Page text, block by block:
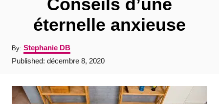
Conseils d’une
éternelle anxieuse
By: A
u
t
o
r
Stephanie DB
P
t
e
Published: décembre 8, 2020